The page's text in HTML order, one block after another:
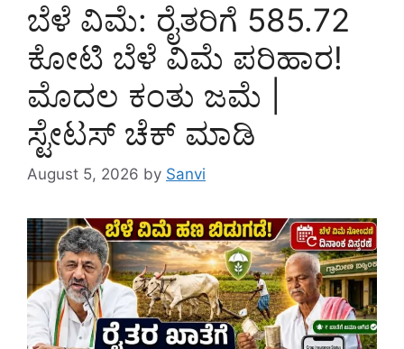
ಬೆಳೆ ವಿಮೆ: ರೈತರಿಗೆ 585.72
ಕೋಟಿ ಬೆಳೆ ವಿಮೆ ಪರಿಹಾರ!
ಮೊದಲ ಕಂತು ಜಮೆ |
ಸ್ಟೇಟಸ್ ಚೆಕ್ ಮಾಡಿ
August 5, 2026 by Sanvi